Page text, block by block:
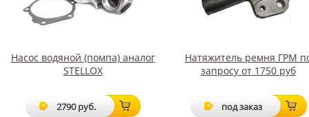
Насос водяной (помпа) аналог
STELLOX
2790 руб.
Натяжитель ремня ГРМ
запросу от 1750 руб
под заказ